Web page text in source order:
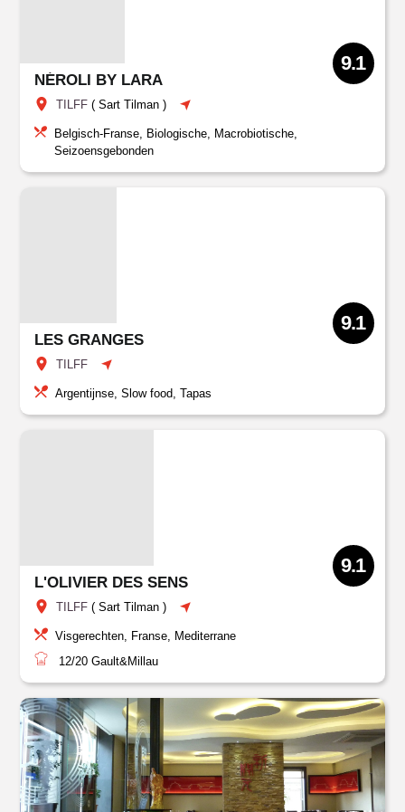
NÉROLI BY LARA
TILFF (Sart Tilman )
9.1
Belgisch-Franse, Biologische, Macrobiotische,
Seizoensgebonden
LES GRANGES
TILFF
9.1
Argentijnse, Slow food, Tapas
L'OLIVIER DES SENS
TILFF (Sart Tilman )
9.1
Visgerechten, Franse, Mediterrane
12/20 Gault&Millau